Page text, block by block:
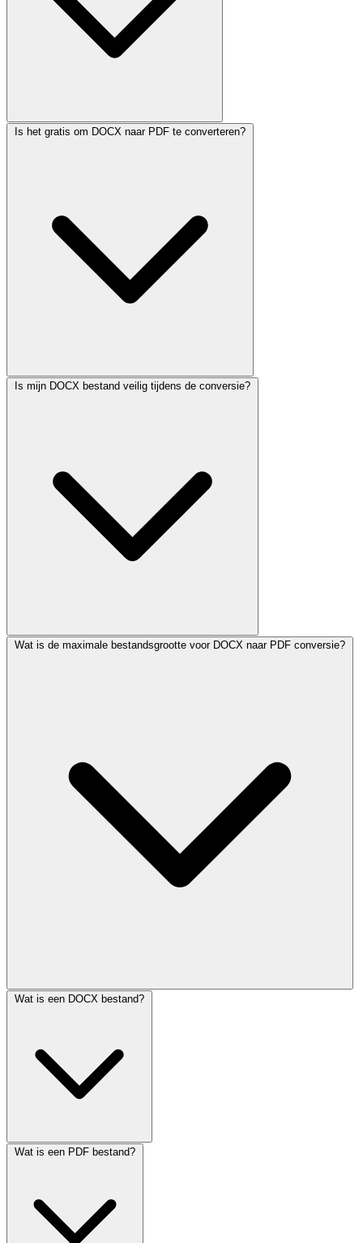
Is het gratis om DOCX naar PDF te converteren?
Is mijn DOCX bestand veilig tijdens de conversie?
Wat is de maximale bestandsgrootte voor DOCX naar PDF conversie?
Wat is een DOCX bestand?
Wat is een PDF bestand?